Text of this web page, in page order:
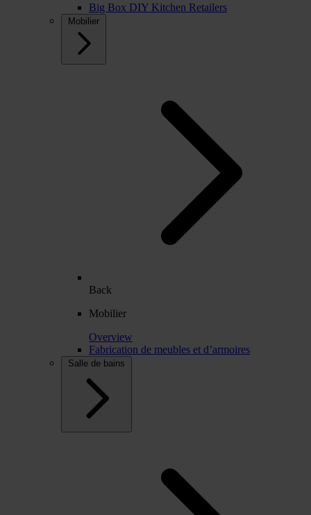
Big Box DIY Kitchen Retailers
Mobilier
Back
Mobilier
Overview
Fabrication de meubles et d’armoires
Salle de bains